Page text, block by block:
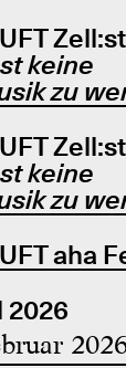
keine
zu
keine
zu
aha
2026